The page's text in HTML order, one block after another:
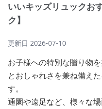
いいキッズリュックお
ク】
更新日 2026-07-10
お子様への特別な贈り物
とおしゃれさを兼ね備え
す。
通園や遠足など、様々な